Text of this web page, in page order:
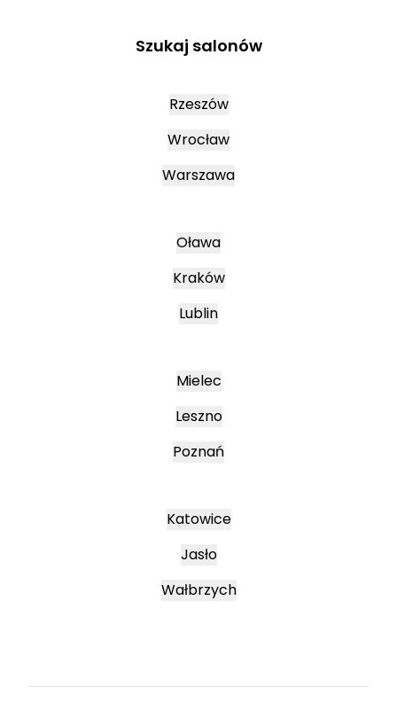
Szukaj salonów
Rzeszów
Wrocław
Warszawa
Oława
Kraków
Lublin
Mielec
Leszno
Poznań
Katowice
Jasło
Wałbrzych